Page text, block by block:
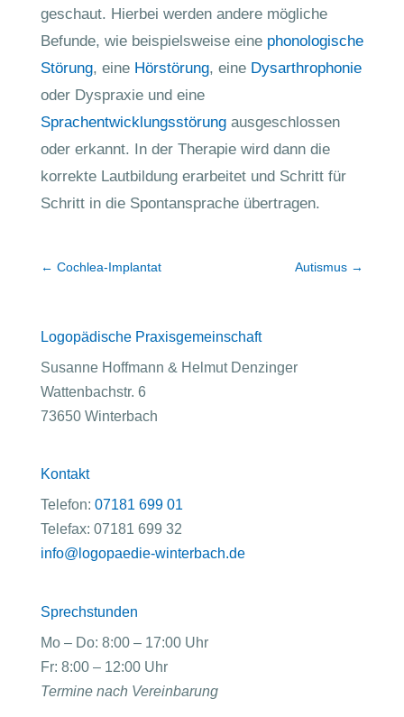
geschaut. Hierbei werden andere mögliche
Befunde, wie beispielsweise eine phonologische
Störung, eine Hörstörung, eine Dysarthrophonie
oder Dyspraxie und eine
Sprachentwicklungsstörungausgeschlossen
oder erkannt. In der Therapie wird dann die
korrekte Lautbildung erarbeitet und Schritt für
Schritt in die Spontansprache übertragen.
← Cochlea-Implantat Autismus →
Logopädische Praxisgemeinschaft
Susanne Hoffmann & Helmut Denzinger
Wattenbachstr. 6
73650 Winterbach
Kontakt
Telefon: 07181 699 01
Telefax: 07181 699 32
info@logopaedie-winterbach.de
Sprechstunden
Mo – Do: 8:00 – 17:00 Uhr
Fr: 8:00 – 12:00 Uhr
Termine nach Vereinbarung